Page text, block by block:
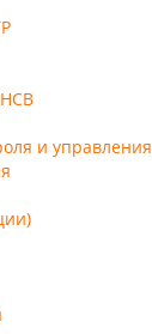
и управления